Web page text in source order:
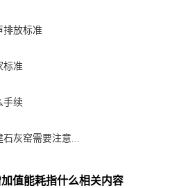
排放标准
标准
手续
灰窑需要注意...
值能耗指什么相关内容